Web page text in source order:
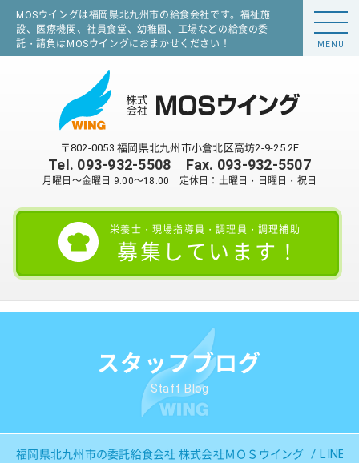
MOSウイングは福岡県北九州市の給食会社です。福祉施
設、医療機関、社員食堂、幼稚園、工場などの給食の委
託・請負はMOSウイングにおまかせください！
〒802-0053 福岡県北九州市小倉北区高坊2-9-25 2F
Tel. 093-932-5508 Fax. 093-932-5507
月曜日～金曜日 9:00～18:00 定休日：土曜日・日曜日・祝日
栄養士・現場指導員・調理員・調理補助
募集しています！
MENU
スタッフブログ
Staff Blog
福岡県北九州市の委託給食会社 株式会社ＭＯＳウイング